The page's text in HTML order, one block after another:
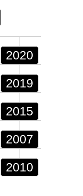
2020
2019
2015
2007
2010